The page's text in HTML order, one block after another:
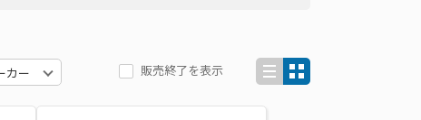
販売終了を表示